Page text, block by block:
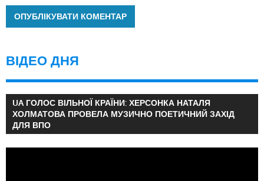
ВІДЕО ДНЯ
UA ГОЛОС ВІЛЬНОЇ КРАЇНИ: ХЕРСОНКА НАТАЛЯ
ХОЛМАТОВА ПРОВЕЛА МУЗИЧНО ПОЕТИЧНИЙ ЗАХІД
ДЛЯ ВПО